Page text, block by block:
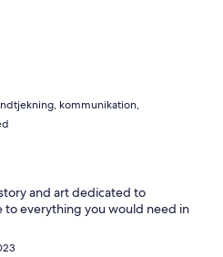
kommunikation,
and art dedicated to
to everything you would need in